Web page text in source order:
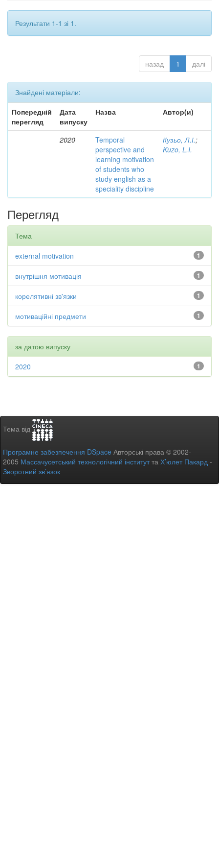
Результати 1-1 зі 1.
назад 1 далі
Знайдені матеріали:
Попередній
перегляд
Дата
випуску
Назва Автор(и)
2020
Temporal
perspective and
learning motivation
of students who
study english as a
speciality discipline
Кузьо, Л.І.;
Kuzo, L.I.
Перегляд
Тема
1
external motivation
1
внутрішня мотивація
1
корелятивні зв'язки
1
мотиваційні предмети
за датою випуску
1
2020
Тема від
Програмне забезпечення DSpace Авторські права © 2002-
2005 Массачусетський технологічний інститутта Х’юлет Пакард -
Зворотний зв’язок